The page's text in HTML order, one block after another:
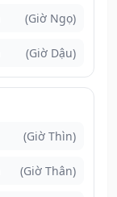
(Giờ Ngọ)
(Giờ Dậu)
(Giờ Thìn)
(Giờ Thân)